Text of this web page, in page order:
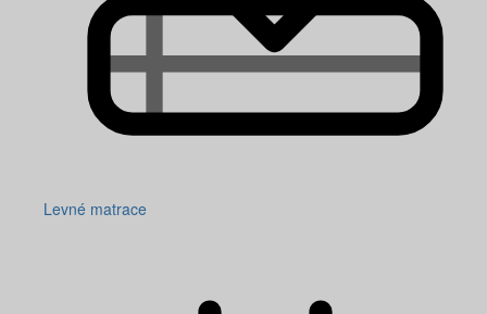
Levné matrace